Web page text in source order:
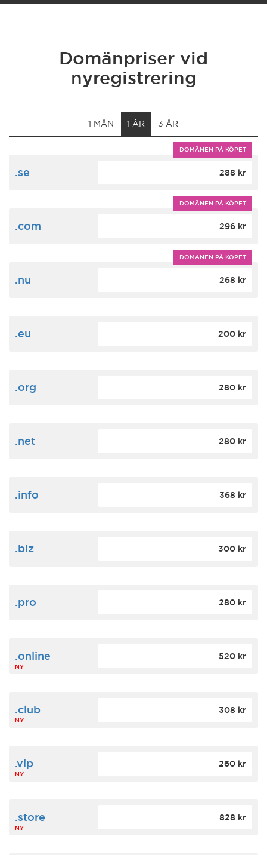
Domänpriser vid
nyregistrering
1 MÅN 1 ÅR 3 ÅR
DOMÄNEN PÅ KÖPET
.se 288 kr
DOMÄNEN PÅ KÖPET
.com 296 kr
DOMÄNEN PÅ KÖPET
.nu 268 kr
.eu 200 kr
.org 280 kr
.net 280 kr
.info 368 kr
.biz 300 kr
.pro 280 kr
.online
NY
520 kr
.club
NY
308 kr
.vip
NY
260 kr
.store
NY
828 kr